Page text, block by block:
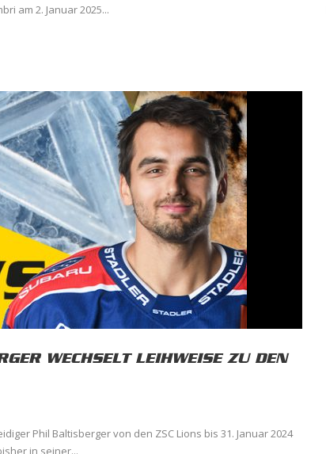
am 2. Januar 2025...
WECHSELT LEIHWEISE ZU DEN
Phil Baltisberger von den ZSC Lions bis 31. Januar 2024
in seiner...